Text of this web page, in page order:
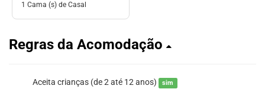
1 Cama (s) de Casal
Regras da Acomodação
Aceita crianças (de 2 até 12 anos) sim